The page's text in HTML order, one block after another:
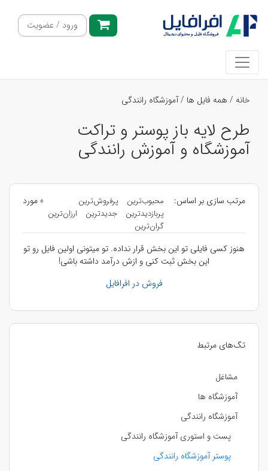
ورود / عضویت
خانه / همه فایل ها /آموزشگاه رانندگی
طرح لایه باز پوستر و تراکت
آموزشگاه و آموزش رانندگی
تگ‌های مرتبط
مشاغل
آموزشگاه ها
آموزشگاه رانندگی
پست و استوری آموزشگاه رانندگی
پوستر آموزشگاه رانندگی
مرتب سازی بر اساس: محبوب‌ترین
پرفروش‌ترین
پربازدیدترین
جدیدترین
ارزان‌ترین
گران‌ترین
0 مورد
هنوز کسی فایلی تو این بخش قرار نداده. تو میتونی اولین فایل رو تو
این بخش ثبت کنی و ازش درآمد داشته باشی!
فروش در افرافایل